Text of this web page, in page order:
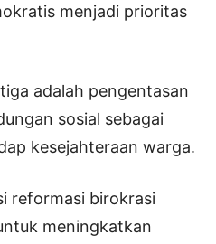
menjadi prioritas
adalah pengentasan
sosial sebagai
kesejahteraan warga.
reformasi birokrasi
meningkatkan